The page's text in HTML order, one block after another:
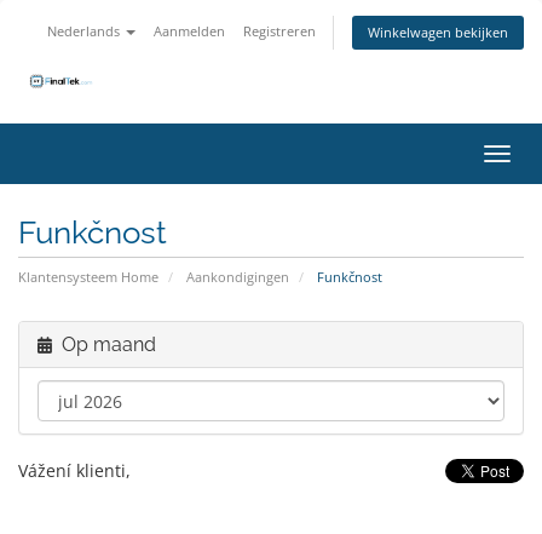
Nederlands Aanmelden Registreren Winkelwagen bekijken
Funkčnost
Klantensysteem Home Aankondigingen Funkčnost
Op maand
Vážení klienti,